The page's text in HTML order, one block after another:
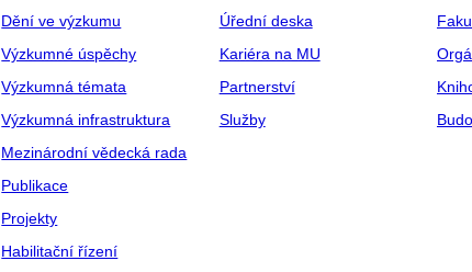
Dění ve výzkumu
Výzkumné úspěchy
Výzkumná témata
Výzkumná infrastruktura
Mezinárodní vědecká rada
Publikace
Projekty
Habilitační řízení
Úřední deska
Kariéra na MU
Partnerství
Služby